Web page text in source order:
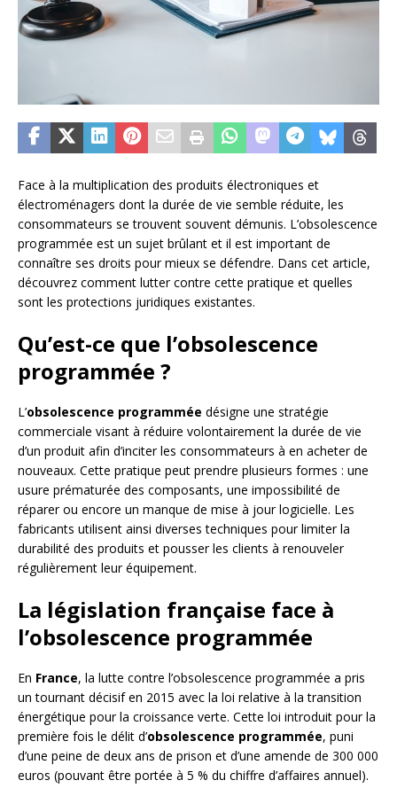
Face à la multiplication des produits électroniques et
électroménagers dont la durée de vie semble réduite, les
consommateurs se trouvent souvent démunis. L’obsolescence
programmée est un sujet brûlant et il est important de
connaître ses droits pour mieux se défendre. Dans cet article,
découvrez comment lutter contre cette pratique et quelles
sont les protections juridiques existantes.
Qu’est-ce que l’obsolescence
programmée ?
L’obsolescence programmée désigne une stratégie
commerciale visant à réduire volontairement la durée de vie
d’un produit afin d’inciter les consommateurs à en acheter de
nouveaux. Cette pratique peut prendre plusieurs formes : une
usure prématurée des composants, une impossibilité de
réparer ou encore un manque de mise à jour logicielle. Les
fabricants utilisent ainsi diverses techniques pour limiter la
durabilité des produits et pousser les clients à renouveler
régulièrement leur équipement.
La législation française face à
l’obsolescence programmée
En France, la lutte contre l’obsolescence programmée a pris
un tournant décisif en 2015 avec la loi relative à la transition
énergétique pour la croissance verte. Cette loi introduit pour la
première fois le délit d’obsolescence programmée, puni
d’une peine de deux ans de prison et d’une amende de 300 000
euros (pouvant être portée à 5 % du chiffre d’affaires annuel).